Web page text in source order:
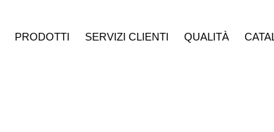
PRODOTTI SERVIZI CLIENTI QUALITÀ